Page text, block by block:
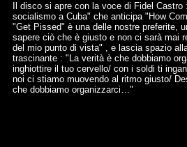
Il disco si apre con la voce di Fidel
socialismo a Cuba" che anticipa "How
"Get Pissed" è una delle nostre preferite,
sapere ciò che è giusto e non ci sarà mai
del mio punto di vista" , e lascia spazio
trascinante : "La verità è che dobbiamo
inghiottire il tuo cervello/ con i soldi ti
noi ci stiamo muovendo al ritmo giusto/
che dobbiamo organizzarci…"